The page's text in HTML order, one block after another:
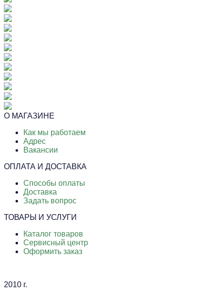
О МАГАЗИНЕ
Как мы работаем
Адрес
Вакансии
ОПЛАТА И ДОСТАВКА
Способы оплаты
Доставка
Задать вопрос
ТОВАРЫ И УСЛУГИ
Каталог товаров
Сервисный центр
Оформить заказ
2010 г.